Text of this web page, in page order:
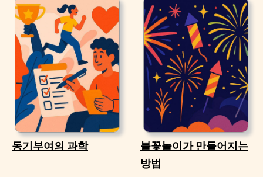
동기부여의 과학
불꽃놀이가 만들어지는
방법